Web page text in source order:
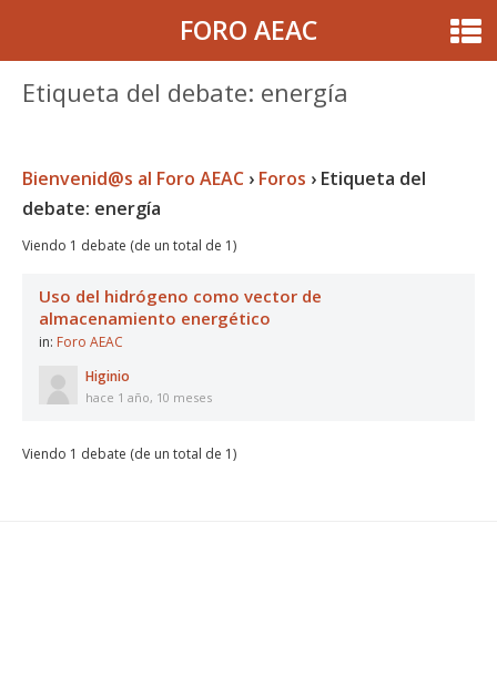
FORO AEAC
Etiqueta del debate: energía
Bienvenid@s al Foro AEAC › Foros › Etiqueta del
debate: energía
Viendo 1 debate (de un total de 1)
Uso del hidrógeno como vector de
almacenamiento energético
in: Foro AEAC
Higinio
hace 1 año, 10 meses
Viendo 1 debate (de un total de 1)